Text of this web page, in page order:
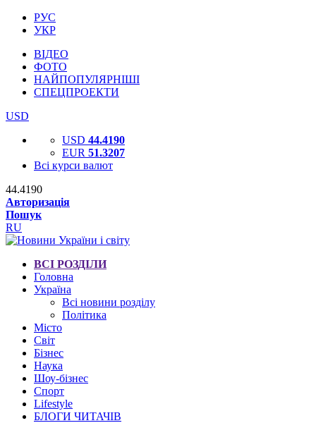
РУС
УКР
ВІДЕО
ФОТО
НАЙПОПУЛЯРНІШІ
СПЕЦПРОЕКТИ
USD
USD 44.4190
EUR 51.3207
Всі курси валют
44.4190
Авторизація
Пошук
RU
ВСІ РОЗДІЛИ
Головна
Україна
Всі новини розділу
Політика
Місто
Світ
Бізнес
Наука
Шоу-бізнес
Спорт
Lifestyle
БЛОГИ ЧИТАЧІВ